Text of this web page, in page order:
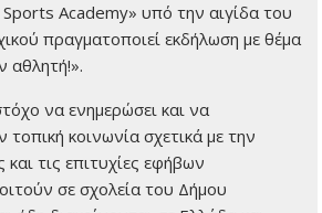
Academy» υπό την αιγίδα του
πραγματοποιεί εκδήλωση με θέμα
αθλητή!».
να ενημερώσει και να
τοπική κοινωνία σχετικά με την
και τις επιτυχίες εφήβων
σε σχολεία του Δήμου